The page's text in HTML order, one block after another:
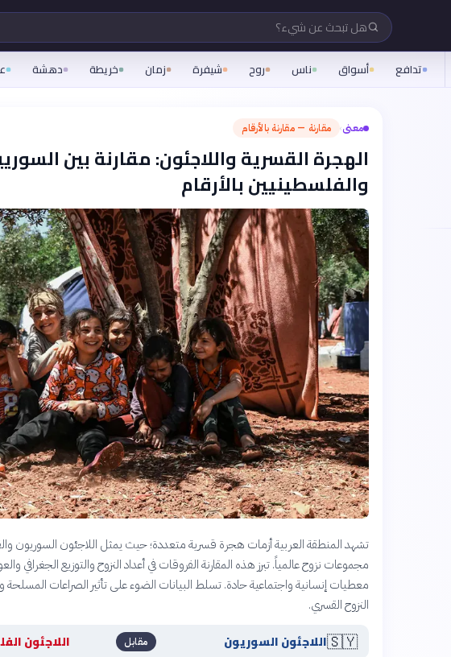
هل تبحث عن شيء؟
تدافع أسواق ناس روح شيفرة زمان خريطة دهشة
معنى› مقارنة — مقارنة بالأرقام
الهجرة القسرية واللاجئون: مقارنة بين
والفلسطينيين بالأرقام
تشهد المنطقة العربية أزمات هجرة قسرية متعددة؛ حيث يمثل اللاجئون السوريون
مجموعات نزوح عالمياً. تبرز هذه المقارنة الفروقات في أعداد النزوح والتوزيع الجغرافي
معطيات إنسانية واجتماعية حادة. تسلط البيانات الضوء على تأثير الصراعات المسلحة
النزوح القسري.
🇸🇾اللاجئون السوريون مقابل اللاجئون